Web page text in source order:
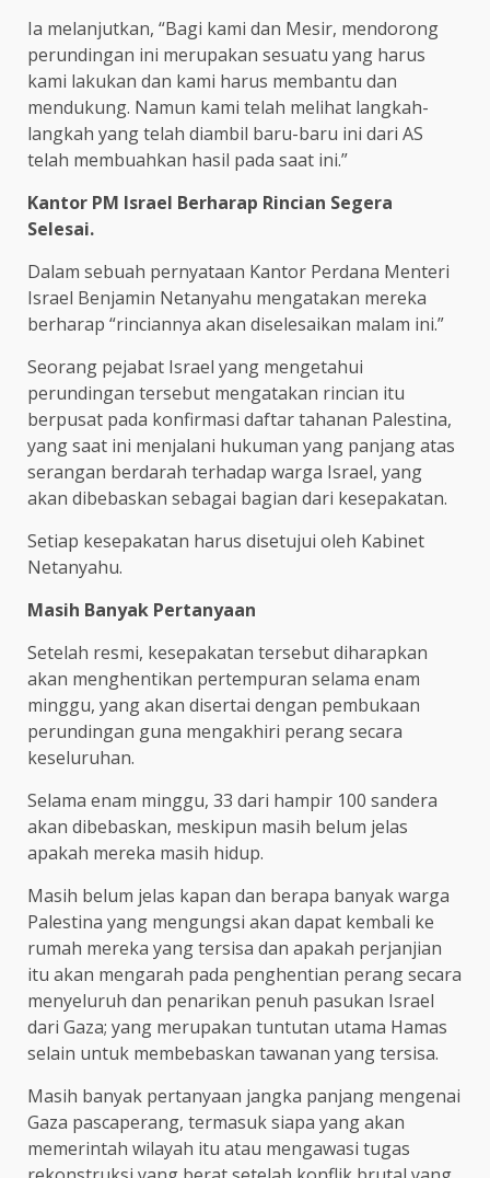
Ia melanjutkan, “Bagi kami dan Mesir, mendorong
perundingan ini merupakan sesuatu yang harus
kami lakukan dan kami harus membantu dan
mendukung. Namun kami telah melihat langkah-
langkah yang telah diambil baru-baru ini dari AS
telah membuahkan hasil pada saat ini.”
Kantor PM Israel Berharap Rincian Segera
Selesai.
Dalam sebuah pernyataan Kantor Perdana Menteri
Israel Benjamin Netanyahu mengatakan mereka
berharap “rinciannya akan diselesaikan malam ini.”
Seorang pejabat Israel yang mengetahui
perundingan tersebut mengatakan rincian itu
berpusat pada konfirmasi daftar tahanan Palestina,
yang saat ini menjalani hukuman yang panjang atas
serangan berdarah terhadap warga Israel, yang
akan dibebaskan sebagai bagian dari kesepakatan.
Setiap kesepakatan harus disetujui oleh Kabinet
Netanyahu.
Masih Banyak Pertanyaan
Setelah resmi, kesepakatan tersebut diharapkan
akan menghentikan pertempuran selama enam
minggu, yang akan disertai dengan pembukaan
perundingan guna mengakhiri perang secara
keseluruhan.
Selama enam minggu, 33 dari hampir 100 sandera
akan dibebaskan, meskipun masih belum jelas
apakah mereka masih hidup.
Masih belum jelas kapan dan berapa banyak warga
Palestina yang mengungsi akan dapat kembali ke
rumah mereka yang tersisa dan apakah perjanjian
itu akan mengarah pada penghentian perang secara
menyeluruh dan penarikan penuh pasukan Israel
dari Gaza; yang merupakan tuntutan utama Hamas
selain untuk membebaskan tawanan yang tersisa.
Masih banyak pertanyaan jangka panjang mengenai
Gaza pascaperang, termasuk siapa yang akan
memerintah wilayah itu atau mengawasi tugas